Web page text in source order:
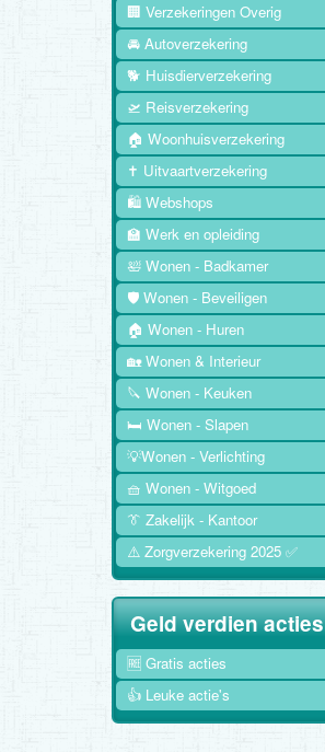
🏢 Verzekeringen Overig
🚘 Autoverzekering
🐕 Huisdierverzekering
🛫 Reisverzekering
🏠 Woonhuisverzekering
✝️ Uitvaartverzekering
🛍️ Webshops
🏫 Werk en opleiding
🛀 Wonen - Badkamer
🛡️ Wonen - Beveiligen
🏠 Wonen - Huren
🏡 Wonen & Interieur
🔪 Wonen - Keuken
🛏️ Wonen - Slapen
💡Wonen - Verlichting
🧺 Wonen - Witgoed
👔 Zakelijk - Kantoor
⚠️ Zorgverzekering 2025 ✅
Geld verdien acties
🆓 Gratis acties
👍 Leuke actie's